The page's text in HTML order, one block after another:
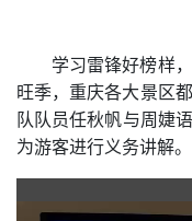
学习雷锋好榜样
旺季，重庆各大景区
队 队员任秋帆与周婕
为游客进行义务讲解。